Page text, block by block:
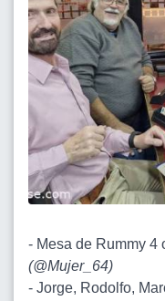
- Mesa de Rummy 4
(@Mujer_64)
- Jorge, Rodolfo,